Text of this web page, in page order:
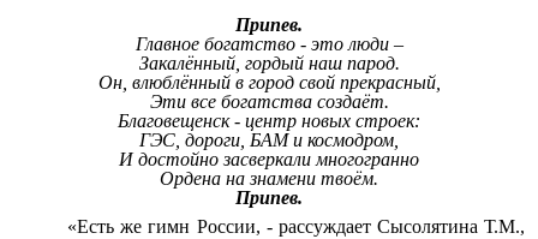
Припев.
Главное богатство - это люди –
Закалённый, гордый наш парод.
Он, влюблённый в город свой прекрасный,
Эти все богатства создаёт.
Благовещенск - центр новых строек:
ГЭС, дороги, БАМ и космодром,
И достойно засверкали многогранно
Ордена на знамени твоём.
Припев.
«Есть же гимн России, - рассуждает Сысолятина Т.М.,